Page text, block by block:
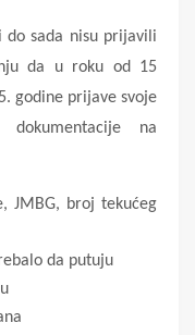
do sada nisu prijavili
da u roku od 15
godine prijave svoje
dokumentacije na
JMBG, broj tekućeg
da putuju